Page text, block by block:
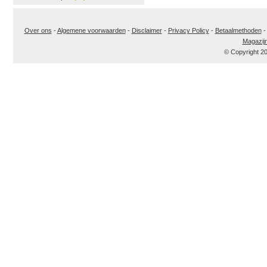
Over ons -Algemene voorwaarden- Disclaimer- Privacy Policy- Betaalmethoden-
© Copyright